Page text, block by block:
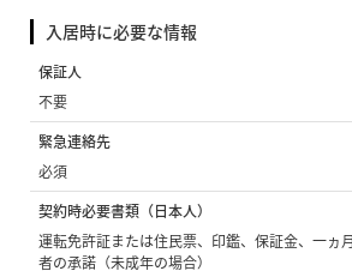
入居時に必要な情報
保証人
不要
緊急連絡先
必須
契約時必要書類（日本人）
運転免許証または住民票、印鑑、保証金、一ヵ
者の承諾（未成年の場合）